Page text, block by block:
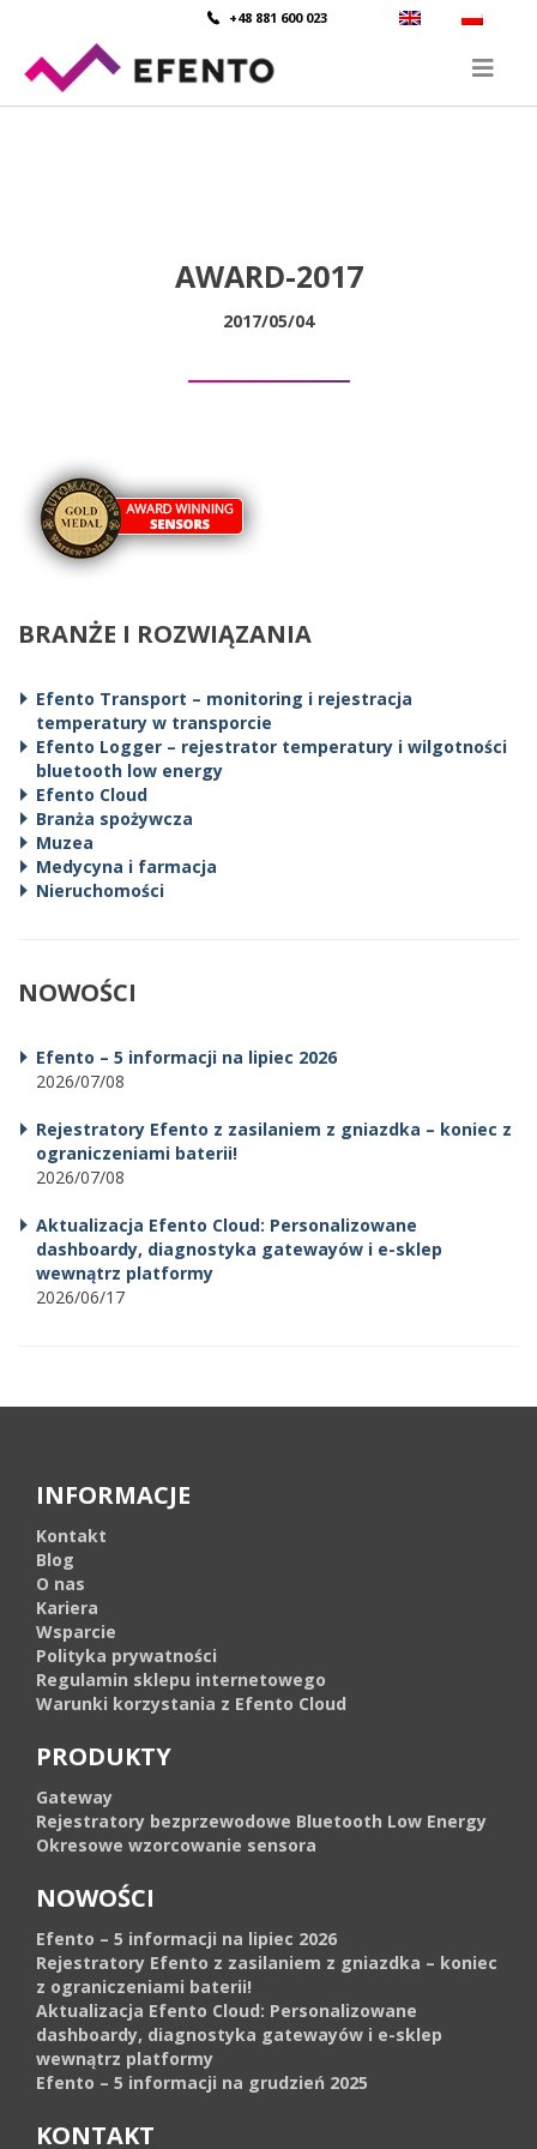
+48 881 600 023
AWARD-2017
2017/05/04
BRANŻE I ROZWIĄZANIA
Efento Transport – monitoring i rejestracja
temperatury w transporcie
Efento Logger – rejestrator temperatury i wilgotności
bluetooth low energy
Efento Cloud
Branża spożywcza
Muzea
Medycyna i farmacja
Nieruchomości
NOWOŚCI
Efento – 5 informacji na lipiec 2026
2026/07/08
Rejestratory Efento z zasilaniem z gniazdka – koniec z
ograniczeniami baterii!
2026/07/08
Aktualizacja Efento Cloud: Personalizowane
dashboardy, diagnostyka gatewayów i e-sklep
wewnątrz platformy
2026/06/17
INFORMACJE
Kontakt
Blog
O nas
Kariera
Wsparcie
Polityka prywatności
Regulamin sklepu internetowego
Warunki korzystania z Efento Cloud
PRODUKTY
Gateway
Rejestratory bezprzewodowe Bluetooth Low Energy
Okresowe wzorcowanie sensora
NOWOŚCI
Efento – 5 informacji na lipiec 2026
Rejestratory Efento z zasilaniem z gniazdka – koniec
z ograniczeniami baterii!
Aktualizacja Efento Cloud: Personalizowane
dashboardy, diagnostyka gatewayów i e-sklep
wewnątrz platformy
Efento – 5 informacji na grudzień 2025
KONTAKT